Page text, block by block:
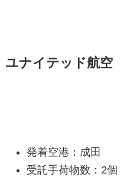
ユナイテッド航空
発着空港：成田
受託手荷物数：2